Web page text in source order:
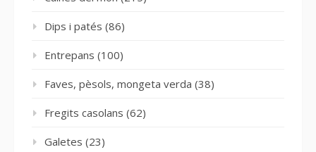
Dips i patés (86)
Entrepans (100)
Faves, pèsols, mongeta verda (38)
Fregits casolans (62)
Galetes (23)